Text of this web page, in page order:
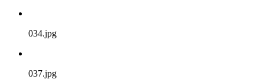
034.jpg
037.jpg